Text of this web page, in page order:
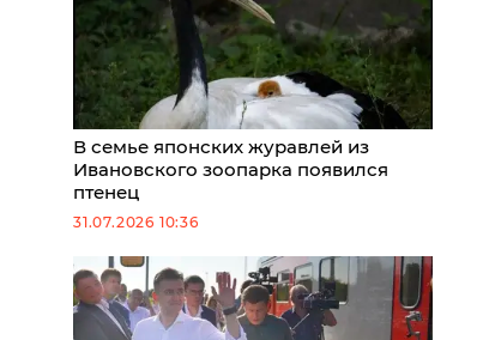
В семье японских журавлей из
Ивановского зоопарка появился
птенец
31.07.2026 10:36